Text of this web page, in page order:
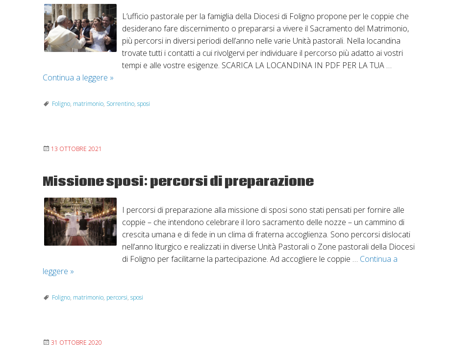
L’ufficio pastorale per la famiglia della Diocesi di Foligno propone per le coppie che
desiderano fare discernimento o prepararsi a vivere il Sacramento del Matrimonio,
più percorsi in diversi periodi dell’anno nelle varie Unità pastorali. Nella locandina
trovate tutti i contatti a cui rivolgervi per individuare il percorso più adatto ai vostri
tempi e alle vostre esigenze. SCARICA LA LOCANDINA IN PDF PER LA TUA …
Continua a leggere Corsi
preparazione
»
Foligno, matrimonio, Sorrentino, sposi
13 OTTOBRE 2021
Missione sposi: percorsi di preparazione
I percorsi di preparazione alla missione di sposi sono stati pensati per fornire alle
coppie – che intendono celebrare il loro sacramento delle nozze – un cammino di
crescita umana e di fede in un clima di fraterna accoglienza. Sono percorsi dislocati
nell’anno liturgico e realizzati in diverse Unità Pastorali o Zone pastorali della Diocesi
di Foligno per facilitarne la partecipazione. Ad accogliere le coppie … Continua a
leggere Missione
percorsi
»
Foligno, matrimonio, percorsi, sposi
31 OTTOBRE 2020